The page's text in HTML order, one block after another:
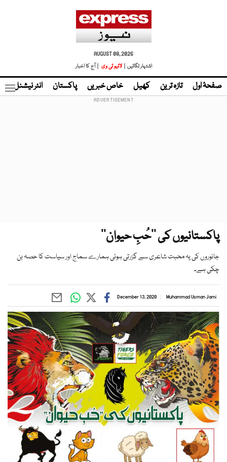
AUGUST 08, 2026
اشتہار لگائیں |
لائیو ٹی وی | آج کا اخبار
صفحۂ اول تازہ ترین کھیل خاص خبریں پاکستان انٹر نیشنل
پاکستانیوں کی ’’حُبِ حیوان‘‘
جانوروں کی یہ محبت شاعری سے گزرتی ہوئی ہمارے سماج اور سیاست کا حصہ بن
چکی ہے۔
Muhammad Usman Jami
December 13, 2020